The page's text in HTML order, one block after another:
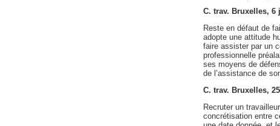
C. trav. Bruxelles, 6
Reste en défaut de
adopte une attitude
faire assister par un
professionnelle
ses moyens de
de l’assistance de
C. trav. Bruxelles,
Recruter un
concrétisation entre